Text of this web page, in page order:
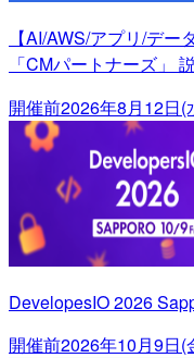
【AI/AWS/アプリ/デ
「CMパートナーズ」
開催前2026年8月12日(
DevelopesIO 2026
開催前2026年10月9日(